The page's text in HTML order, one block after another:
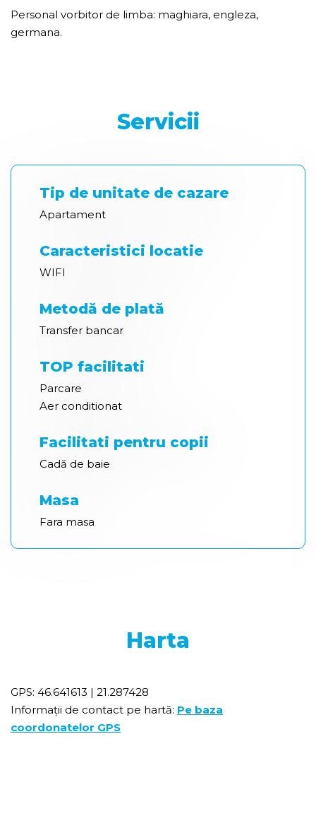
Personal vorbitor de limba: maghiara, engleza,
germana.
Servicii
Tip de unitate de cazare
Apartament
Caracteristici locatie
WIFI
Metodă de plată
Transfer bancar
TOP facilitati
Parcare
Aer conditionat
Facilitati pentru copii
Cadă de baie
Masa
Fara masa
Harta
GPS: 46.641613 | 21.287428
Informații de contact pe hartă: Pe baza
coordonatelor GPS